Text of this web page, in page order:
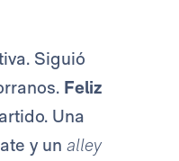
Siguió
Feliz
Una
y un alley